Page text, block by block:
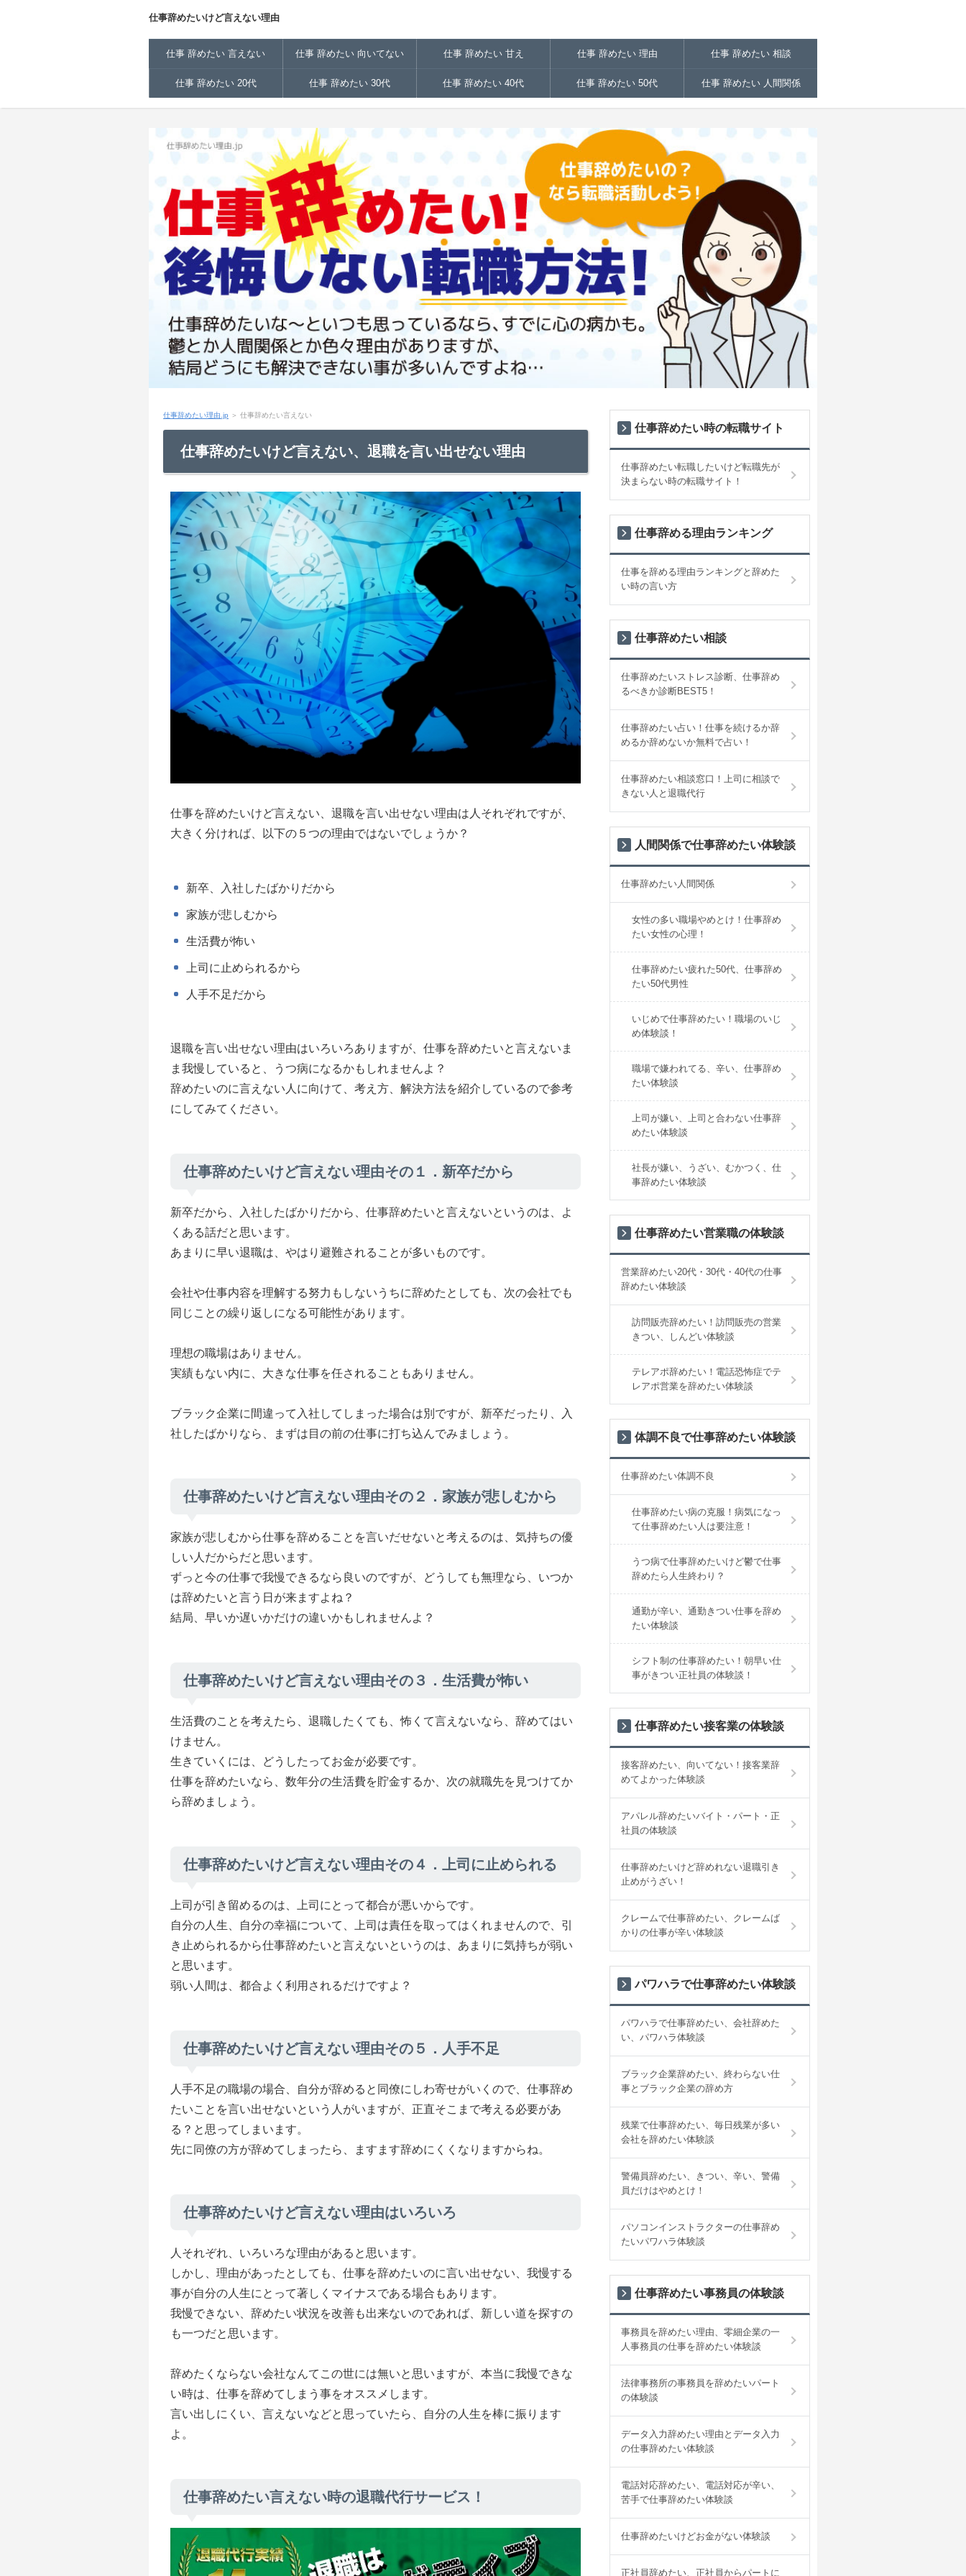
仕事辞めたいけど言えない理由
仕事 辞めたい 言えない 仕事 辞めたい 向いてない 仕事 辞めたい 甘え 仕事 辞めたい 理由 仕事 辞めたい 相談
仕事 辞めたい 20代 仕事 辞めたい 30代 仕事 辞めたい 40代 仕事 辞めたい 50代 仕事 辞めたい 人間関係
仕事辞めたい理由.jp ＞ 仕事辞めたい言えない
仕事辞めたいけど言えない、退職を言い出せない理由
仕事を辞めたいけど言えない、退職を言い出せない理由は人それぞれですが、
大きく分ければ、以下の５つの理由ではないでしょうか？
新卒、入社したばかりだから
家族が悲しむから
生活費が怖い
上司に止められるから
人手不足だから
退職を言い出せない理由はいろいろありますが、仕事を辞めたいと言えないま
ま我慢していると、うつ病になるかもしれませんよ？
辞めたいのに言えない人に向けて、考え方、解決方法を紹介しているので参考
にしてみてください。
仕事辞めたいけど言えない理由その１．新卒だから
新卒だから、入社したばかりだから、仕事辞めたいと言えないというのは、よ
くある話だと思います。
あまりに早い退職は、やはり避難されることが多いものです。
会社や仕事内容を理解する努力もしないうちに辞めたとしても、次の会社でも
同じことの繰り返しになる可能性があります。
理想の職場はありません。
実績もない内に、大きな仕事を任されることもありません。
ブラック企業に間違って入社してしまった場合は別ですが、新卒だったり、入
社したばかりなら、まずは目の前の仕事に打ち込んでみましょう。
仕事辞めたいけど言えない理由その２．家族が悲しむから
家族が悲しむから仕事を辞めることを言いだせないと考えるのは、気持ちの優
しい人だからだと思います。
ずっと今の仕事で我慢できるなら良いのですが、どうしても無理なら、いつか
は辞めたいと言う日が来ますよね？
結局、早いか遅いかだけの違いかもしれませんよ？
仕事辞めたいけど言えない理由その３．生活費が怖い
生活費のことを考えたら、退職したくても、怖くて言えないなら、辞めてはい
けません。
生きていくには、どうしたってお金が必要です。
仕事を辞めたいなら、数年分の生活費を貯金するか、次の就職先を見つけてか
ら辞めましょう。
仕事辞めたいけど言えない理由その４．上司に止められる
上司が引き留めるのは、上司にとって都合が悪いからです。
自分の人生、自分の幸福について、上司は責任を取ってはくれませんので、引
き止められるから仕事辞めたいと言えないというのは、あまりに気持ちが弱い
と思います。
弱い人間は、都合よく利用されるだけですよ？
仕事辞めたいけど言えない理由その５．人手不足
人手不足の職場の場合、自分が辞めると同僚にしわ寄せがいくので、仕事辞め
たいことを言い出せないという人がいますが、正直そこまで考える必要があ
る？と思ってしまいます。
先に同僚の方が辞めてしまったら、ますます辞めにくくなりますからね。
仕事辞めたいけど言えない理由はいろいろ
人それぞれ、いろいろな理由があると思います。
しかし、理由があったとしても、仕事を辞めたいのに言い出せない、我慢する
事が自分の人生にとって著しくマイナスである場合もあります。
我慢できない、辞めたい状況を改善も出来ないのであれば、新しい道を探すの
も一つだと思います。
辞めたくならない会社なんてこの世には無いと思いますが、本当に我慢できな
い時は、仕事を辞めてしまう事をオススメします。
言い出しにくい、言えないなどと思っていたら、自分の人生を棒に振ります
よ。
仕事辞めたい言えない時の退職代行サービス！
仕事辞めたい時の転職サイト
仕事辞めたい転職したいけど転職先が
決まらない時の転職サイト！
仕事辞める理由ランキング
仕事を辞める理由ランキングと辞めた
い時の言い方
仕事辞めたい相談
仕事辞めたいストレス診断、仕事辞め
るべきか診断BEST5！
仕事辞めたい占い！仕事を続けるか辞
めるか辞めないか無料で占い！
仕事辞めたい相談窓口！上司に相談で
きない人と退職代行
人間関係で仕事辞めたい体験談
仕事辞めたい人間関係
女性の多い職場やめとけ！仕事辞め
たい女性の心理！
仕事辞めたい疲れた50代、仕事辞め
たい50代男性
いじめで仕事辞めたい！職場のいじ
め体験談！
職場で嫌われてる、辛い、仕事辞め
たい体験談
上司が嫌い、上司と合わない仕事辞
めたい体験談
社長が嫌い、うざい、むかつく、仕
事辞めたい体験談
仕事辞めたい営業職の体験談
営業辞めたい20代・30代・40代の仕事
辞めたい体験談
訪問販売辞めたい！訪問販売の営業
きつい、しんどい体験談
テレアポ辞めたい！電話恐怖症でテ
レアポ営業を辞めたい体験談
体調不良で仕事辞めたい体験談
仕事辞めたい体調不良
仕事辞めたい病の克服！病気になっ
て仕事辞めたい人は要注意！
うつ病で仕事辞めたいけど鬱で仕事
辞めたら人生終わり？
通勤が辛い、通勤きつい仕事を辞め
たい体験談
シフト制の仕事辞めたい！朝早い仕
事がきつい正社員の体験談！
仕事辞めたい接客業の体験談
接客辞めたい、向いてない！接客業辞
めてよかった体験談
アパレル辞めたいバイト・パート・正
社員の体験談
仕事辞めたいけど辞めれない退職引き
止めがうざい！
クレームで仕事辞めたい、クレームば
かりの仕事が辛い体験談
パワハラで仕事辞めたい体験談
パワハラで仕事辞めたい、会社辞めた
い、パワハラ体験談
ブラック企業辞めたい、終わらない仕
事とブラック企業の辞め方
残業で仕事辞めたい、毎日残業が多い
会社を辞めたい体験談
警備員辞めたい、きつい、辛い、警備
員だけはやめとけ！
パソコンインストラクターの仕事辞め
たいパワハラ体験談
仕事辞めたい事務員の体験談
事務員を辞めたい理由、零細企業の一
人事務員の仕事を辞めたい体験談
法律事務所の事務員を辞めたいパート
の体験談
データ入力辞めたい理由とデータ入力
の仕事辞めたい体験談
電話対応辞めたい、電話対応が辛い、
苦手で仕事辞めたい体験談
仕事辞めたいけどお金がない体験談
正社員辞めたい、正社員からパートに